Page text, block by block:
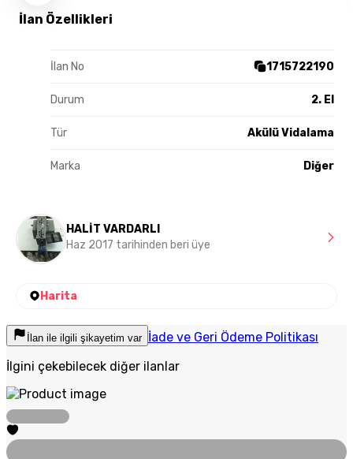
İlan Özellikleri
İlan No 1715722190
Durum 2. El
Tür Akülü Vidalama
Marka Diğer
HALİT VARDARLI
Haz 2017 tarihinden beri üye
Harita
İlan ile ilgili şikayetim var İade ve Geri Ödeme Politikası
İlgini çekebilecek diğer ilanlar